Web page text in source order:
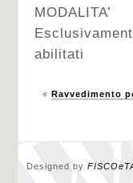
MODALITA’
abilitati
« Ravvedimento
Designed by